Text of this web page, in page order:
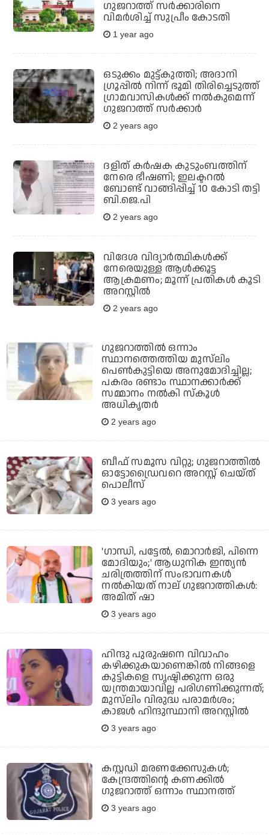
ഗുജറാത്ത് സര്‍ക്കാരിനെ
വിമര്‍ശിച്ച് സുപ്രീം കോടതി
1 year ago
ഒടുക്കം മുട്ട്കുത്തി; അദാനി
ഗ്രൂപ്പിൽ നിന്ന് ഭൂമി തിരിച്ചെടുത്ത്
ഗ്രാമവാസികൾക്ക് നൽകുമെന്ന്
ഗുജറാത്ത് സർക്കാർ
2 years ago
ദളിത് കർഷക കുടുംബത്തിന്
നേരെ ഭീഷണി; ഇലക്ടറൽ
ബോണ്ട് വാങ്ങിപ്പിച്ച് 10 കോടി തട്ടി
ബി.ജെ.പി
2 years ago
വിദേശ വിദ്യാര്‍ത്ഥികള്‍ക്ക്
നേരെയുള്ള ആള്‍ക്കൂട്ട
ആക്രമണം; മൂന്ന് പ്രതികള്‍ കൂടി
അറസ്റ്റില്‍
2 years ago
ഗുജറാത്തില്‍ ഒന്നാം
സ്ഥാനത്തെത്തിയ മുസ്‌ലിം
പെണ്‍കുട്ടിയെ അനുമോദിച്ചില്ല;
പകരം രണ്ടാം സ്ഥാനക്കാര്‍ക്ക്
സമ്മാനം നല്‍കി സ്‌കൂള്‍
അധികൃതര്‍
2 years ago
ബീഫ് സമൂസ വിറ്റു; ഗുജറാത്തില്‍
ഓട്ടോഡ്രൈവറെ അറസ്റ്റ് ചെയ്ത്
പൊലീസ്
3 years ago
'ഗാന്ധി, പട്ടേല്‍, മൊറാര്‍ജി, പിന്നെ
മോദിയും;' ആധുനിക ഇന്ത്യന്‍
ചരിത്രത്തിന് സംഭാവനകള്‍
നല്‍കിയത് നാല് ഗുജറാത്തികള്‍:
അമിത് ഷാ
3 years ago
ഹിന്ദു പുരുഷനെ വിവാഹം
കഴിക്കുകയാണെങ്കില്‍ നിങ്ങളെ
കുട്ടികളെ സൃഷ്ടിക്കുന്ന ഒരു
യന്ത്രമായാവില്ല പരിഗണിക്കുന്നത്;
മുസ്‌ലിം വിരുദ്ധ പരാമര്‍ശം;
കാജള്‍ ഹിന്ദുസ്ഥാനി അറസ്റ്റില്‍
3 years ago
കസ്റ്റഡി മരണക്കേസുകള്‍;
കേന്ദ്രത്തിന്റെ കണക്കില്‍
ഗുജറാത്ത് ഒന്നാം സ്ഥാനത്ത്‌
3 years ago